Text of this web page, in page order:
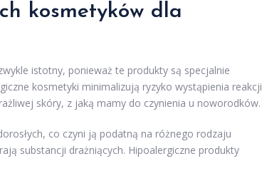
kosmetyków dla
istotny, ponieważ te produkty są specjalnie
kosmetyki minimalizują ryzyko wystąpienia reakcji
skóry, z jaką mamy do czynienia u noworodków.
co czyni ją podatną na różnego rodzaju
substancji drażniących. Hipoalergiczne produkty